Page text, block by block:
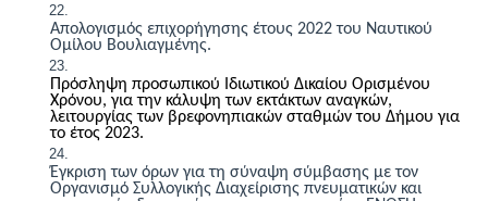
Απολογισμός επιχορήγησης έτους 2022 του Ναυτικού
Ομίλου Βουλιαγμένης.
Πρόσληψη προσωπικού Ιδιωτικού Δικαίου Ορισμένου
Χρόνου, για την κάλυψη των εκτάκτων αναγκών,
λειτουργίας των βρεφονηπιακών σταθμών του Δήμου για
το έτος 2023.
Έγκριση των όρων για τη σύναψη σύμβασης με τον
Οργανισμό Συλλογικής Διαχείρισης πνευματικών και